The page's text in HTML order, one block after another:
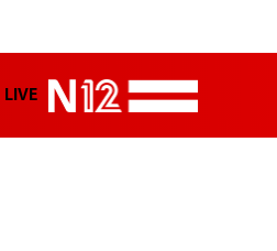
LIVE